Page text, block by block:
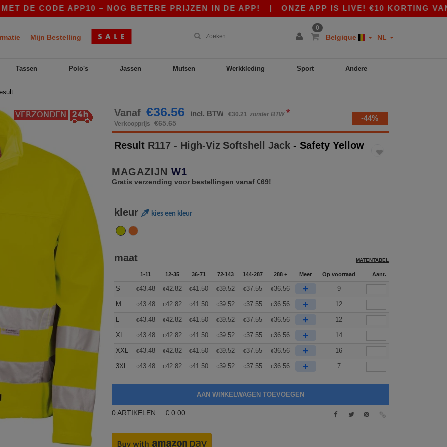
CODE APP10 – NOG BETERE PRIJZEN IN DE APP!|ONZE APP IS LIVE! €10 KORTING VANAF
Mijn Bestelling
0
Belgique NL
Tassen Polo's Jassen Mutsen Werkkleding Sport Andere
Vanaf €36.56 incl. BTW €30.21 zonder BTW *
Verkoopprijs €65.65
-44%
Result R117 - High-Viz Softshell Jack - Safety Yellow
MAGAZIJN W1
Gratis verzending voor bestellingen vanaf €69!
kleur kies een kleur
maat MATENTABEL
1-11 12-35 36-71 72-143 144-287 288 + Meer Op voorraad Aant.
S €43.48 €42.82 €41.50 €39.52 €37.55 €36.56 + 9
M €43.48 €42.82 €41.50 €39.52 €37.55 €36.56 + 12
L €43.48 €42.82 €41.50 €39.52 €37.55 €36.56 + 12
XL €43.48 €42.82 €41.50 €39.52 €37.55 €36.56 + 14
XXL €43.48 €42.82 €41.50 €39.52 €37.55 €36.56 + 16
3XL €43.48 €42.82 €41.50 €39.52 €37.55 €36.56 + 7
0 ARTIKELEN € 0.00